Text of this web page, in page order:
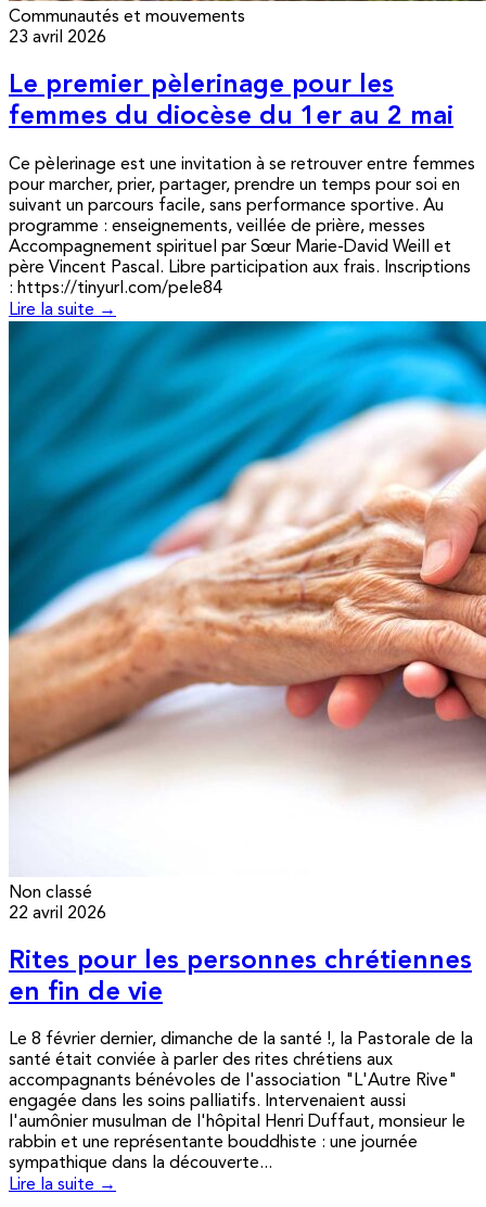
Communautés et mouvements
23 avril 2026
Le premier pèlerinage pour les
femmes du diocèse du 1er au 2 mai
Ce pèlerinage est une invitation à se retrouver entre femmes
pour marcher, prier, partager, prendre un temps pour soi en
suivant un parcours facile, sans performance sportive. Au
programme : enseignements, veillée de prière, messes
Accompagnement spirituel par Sœur Marie-David Weill et
père Vincent Pascal. Libre participation aux frais. Inscriptions
: https://tinyurl.com/pele84
Lire la suite →
Non classé
22 avril 2026
Rites pour les personnes chrétiennes
en fin de vie
Le 8 février dernier, dimanche de la santé !, la Pastorale de la
santé était conviée à parler des rites chrétiens aux
accompagnants bénévoles de l'association "L'Autre Rive"
engagée dans les soins palliatifs. Intervenaient aussi
l'aumônier musulman de l'hôpital Henri Duffaut, monsieur le
rabbin et une représentante bouddhiste : une journée
sympathique dans la découverte...
Lire la suite →